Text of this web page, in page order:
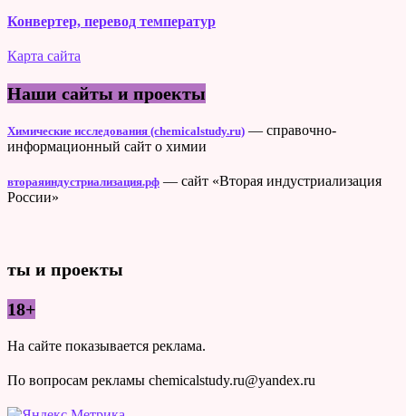
Конвертер, перевод температур
Карта сайта
Наши сайты и проекты
Химические исследования (chemicalstudy.ru) — справочно-
информационный сайт о химии
втораяиндустриализация.рф — сайт «Вторая индустриализация
России»
ты и проекты
18+
На сайте показывается реклама.
По вопросам рекламы chemicalstudy.ru@yandex.ru